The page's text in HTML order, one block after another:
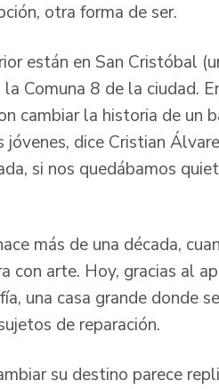
otra forma de ser.
están en San Cristóbal
Comuna 8 de la ciudad.
cambiar la historia de un
dice Cristian
si nos quedábamos
más de una década,
con arte. Hoy, gracias al
una casa grande donde
de reparación.
su destino parece